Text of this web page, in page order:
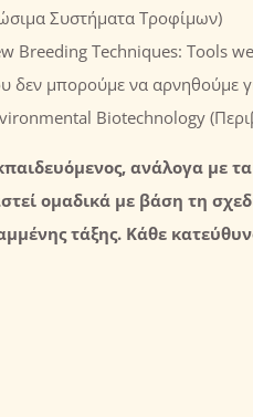
Συστήματα Τροφίμων)
Breeding Techniques: Tools
δεν μπορούμε να αρνηθούμε
Biotechnology
ανάλογα με
ομαδικά με βάση τη
τάξης. Κάθε